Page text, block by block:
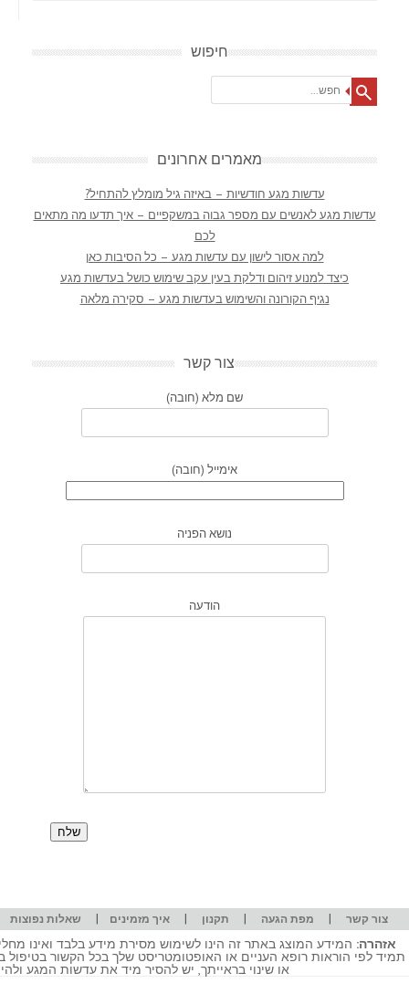
חיפוש
מאמרים אחרונים
עדשות מגע חודשיות – באיזה גיל מומלץ להתחיל?
עדשות מגע לאנשים עם מספר גבוה במשקפיים – איך תדעו מה מתאים
לכם
למה אסור לישון עם עדשות מגע – כל הסיבות כאן
כיצד למנוע זיהום ודלקת בעין עקב שימוש כושל בעדשות מגע
נגיף הקורונה והשימוש בעדשות מגע – סקירה מלאה
צור קשר
שם מלא (חובה)
אימייל (חובה)
נושא הפניה
הודעה
צור קשר | מפת הגעה | תקנון |איך מזמינים | שאלות נפוצות
אזהרה: המידע המוצג באתר זה הינו לשימוש מסירת מידע בלבד ואינו
תמיד לפי הוראות רופא העניים או האופטומטריסט שלך בכל הקשור
או שינוי בראייתך, יש להסיר מיד את עדשות המגע